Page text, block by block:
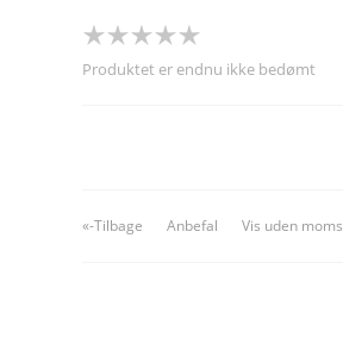
Produktet er endnu ikke bedømt
«-Tilbage Anbefal Vis uden moms